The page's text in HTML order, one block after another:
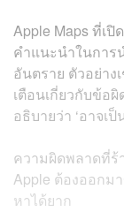
Apple Maps ที่เปิ
คำแนะนำในการ
อันตราย ตัวอย่าง
เตือนเกี่ยวกับข้อ
อธิบายว่า ‘อาจเ
ความผิดพลาดที่ร้
Apple ต้องออก
หาได้ยาก